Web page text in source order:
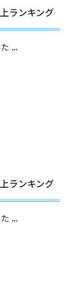
ランキング
...
ランキング
...